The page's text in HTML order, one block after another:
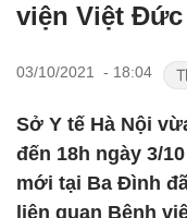
viện Việt Đức
03/10/2021 - 18:04
Sở Y tế Hà Nội
đến 18h ngày 3/
mới tại Ba Đình
liên quan Bệnh